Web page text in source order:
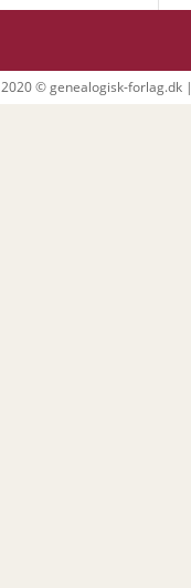
2020 © genealogisk-forlag.dk |